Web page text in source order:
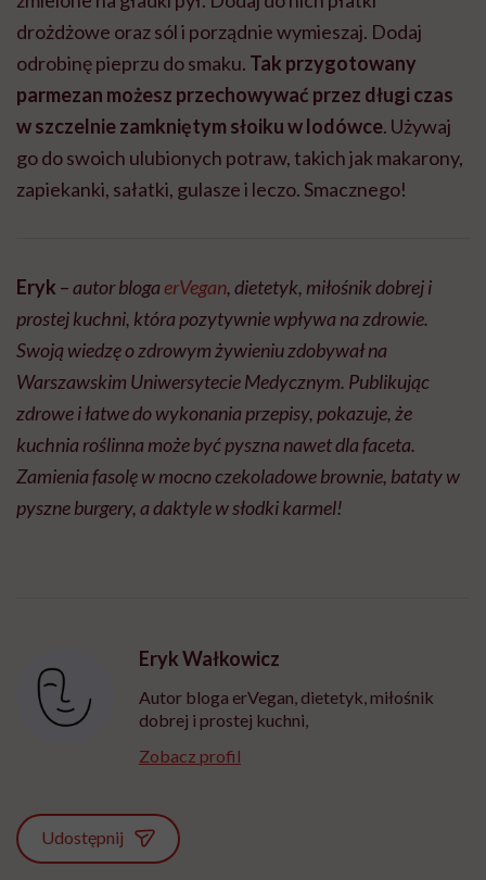
drożdżowe oraz sól i porządnie wymieszaj. Dodaj
odrobinę pieprzu do smaku. Tak przygotowany
parmezan możesz przechowywać przez długi czas
w szczelnie zamkniętym słoiku w lodówce. Używaj
go do swoich ulubionych potraw, takich jak makarony,
zapiekanki, sałatki, gulasze i leczo. Smacznego!
Eryk –autor blogaerVegan, dietetyk, miłośnik dobrej i
prostej kuchni, która pozytywnie wpływa na zdrowie.
Swoją wiedzę o zdrowym żywieniu zdobywał na
Warszawskim Uniwersytecie Medycznym. Publikując
zdrowe i łatwe do wykonania przepisy, pokazuje, że
kuchnia roślinna może być pyszna nawet dla faceta.
Zamienia fasolę w mocno czekoladowe brownie, bataty w
pyszne burgery, a daktyle w słodki karmel!​
Eryk Wałkowicz
Autor bloga erVegan, dietetyk, miłośnik
dobrej i prostej kuchni,
Zobacz profil
Udostępnij